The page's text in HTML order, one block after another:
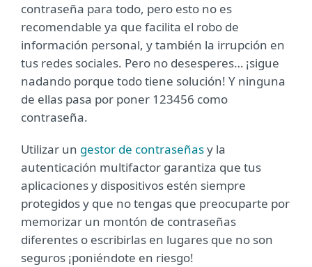
contraseña para todo, pero esto no es
recomendable ya que facilita el robo de
información personal, y también la irrupción en
tus redes sociales. Pero no desesperes… ¡sigue
nadando porque todo tiene solución! Y ninguna
de ellas pasa por poner 123456 como
contraseña.
Utilizar un gestor de contraseñasy la
autenticación multifactor garantiza que tus
aplicaciones y dispositivos estén siempre
protegidos y que no tengas que preocuparte por
memorizar un montón de contraseñas
diferentes o escribirlas en lugares que no son
seguros ¡poniéndote en riesgo!